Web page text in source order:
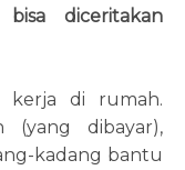
diceritakan
kerja di rumah.
(yang dibayar),
kadang bantu